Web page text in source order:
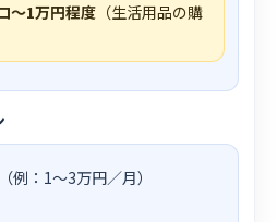
〜1万円程度 （生活用品の購
例：1〜3万円／月）